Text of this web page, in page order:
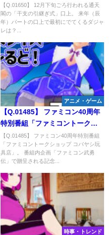
式」口上。 来年（辰年）パート
の口上で最初にでてくるダジャ
レは？
【Q.01650】 12月下旬ごろ行われる通天
閣の「干支の引継ぎ式」口上。 来年（辰
年）パートの口上で最初にでてくるダジャ
レは？...
アニメ・ゲーム
【Q.01485】 ファミコン40周年
特別番組「ファミコントークシ
ョップ コバヤシ玩具店」。 番組
内企画「ファミコン武勇伝」で
贈呈される記念品の数は？
【Q.01485】 ファミコン40周年特別番組
「ファミコントークショップ コバヤシ玩
具店」。 番組内企画「ファミコン武勇
伝」で贈呈される記念...
時事・トレンド